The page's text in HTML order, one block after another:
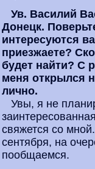
Ув. Василий
Донецк.
интересуются
приезжаете?
будет найти? С
меня открылся
лично.
Увы, я не
свяжется со
сентября, на
пообщаемся.